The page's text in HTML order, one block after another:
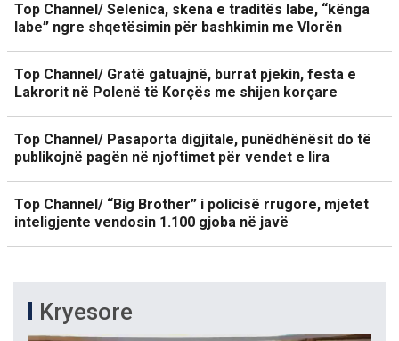
Top Channel/ Selenica, skena e traditës labe, “kënga
labe” ngre shqetësimin për bashkimin me Vlorën
Top Channel/ Gratë gatuajnë, burrat pjekin, festa e
Lakrorit në Polenë të Korçës me shijen korçare
Top Channel/ Pasaporta digjitale, punëdhënësit do të
publikojnë pagën në njoftimet për vendet e lira
Top Channel/ “Big Brother” i policisë rrugore, mjetet
inteligjente vendosin 1.100 gjoba në javë
Kryesore